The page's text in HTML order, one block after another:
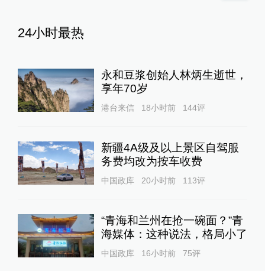
24小时最热
永和豆浆创始人林炳生逝世，
享年70岁
港台来信 18小时前 144评
新疆4A级及以上景区自驾服
务费均改为按车收费
中国政库 20小时前 113评
“青海和兰州在抢一碗面？”青
海媒体：这种说法，格局小了
中国政库 16小时前 75评